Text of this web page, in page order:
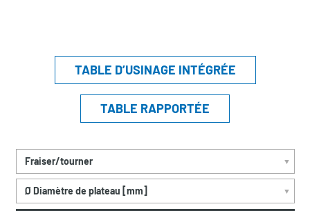
TABLE D’USINAGE INTÉGRÉE
TABLE RAPPORTÉE
Fraiser/tourner ▼
Ø Diamètre de plateau [mm] ▼